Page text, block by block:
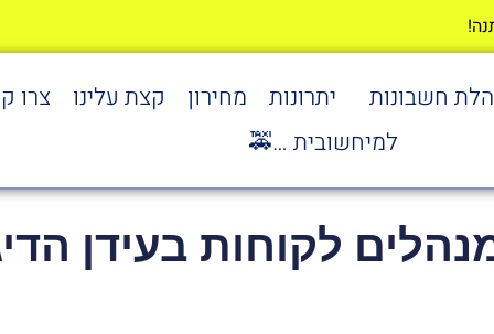
חשבונות יתרונות מחירון קצת עלינו
צרו
למיחשובית …🚕
לקוחות בעידן